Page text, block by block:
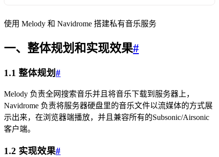
使用 Melody 和 Navidrome 搭建私有音乐服务
一、整体规划和实现效果#
1.1 整体规划#
Melody 负责全网搜索音乐并且将音乐下载到服务器上，
Navidrome 负责将服务器硬盘里的音乐文件以流媒体的方式展
示出来，在浏览器端播放，并且兼容所有的Subsonic/Airsonic
客户端。
1.2 实现效果#